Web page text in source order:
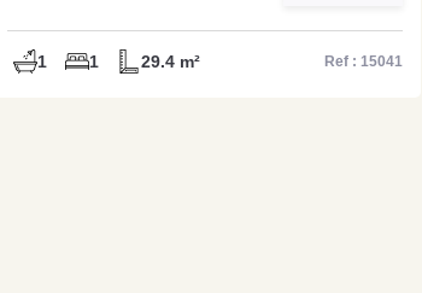
1 1 29.4 m² Ref : 15041